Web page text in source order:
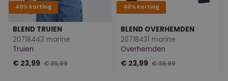
40% korting
BLEND TRUIEN
20718443 marine
Truien
€ 23,99 € 39,99
40% korting
BLEND OVERHEMDEN
20718431 marine
Overhemden
€ 23,99 € 39,99